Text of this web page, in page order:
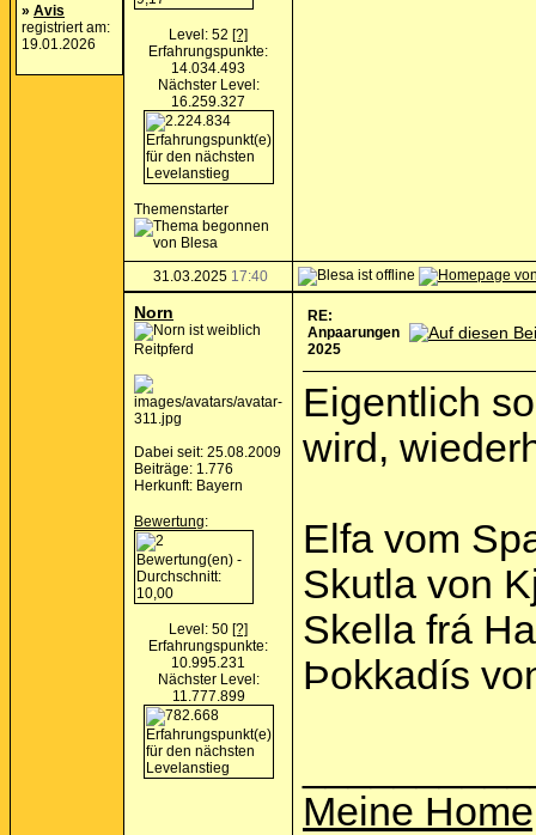
» Avis
registriert am:
19.01.2026
Level: 52 [?]
Erfahrungspunkte:
14.034.493
Nächster Level:
16.259.327
Themenstarter
31.03.2025 17:40
Norn
Reitpferd
Dabei seit: 25.08.2009
Beiträge: 1.776
Herkunft: Bayern
Bewertung:
Level: 50 [?]
Erfahrungspunkte:
10.995.231
Nächster Level:
11.777.899
RE:
Anpaarungen
2025
Eigentlich
wird,
Elfa vom
Skutla von
Skella frá
Þokkadís
Meine